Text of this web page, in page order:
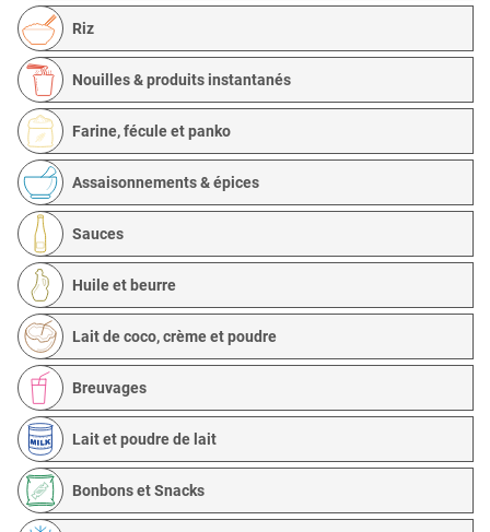
Riz
Nouilles & produits instantanés
Farine, fécule et panko
Assaisonnements & épices
Sauces
Huile et beurre
Lait de coco, crème et poudre
Breuvages
Lait et poudre de lait
Bonbons et Snacks